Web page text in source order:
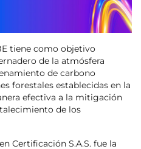
tiene como objetivo
de la atmósfera
de carbono
forestales establecidas en la
efectiva a la mitigación
de los
Certificación S.A.S. fue la